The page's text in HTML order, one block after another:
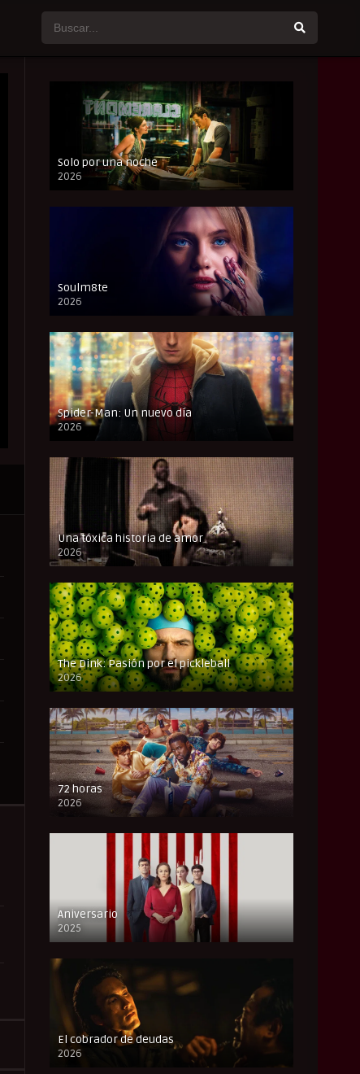
Solo por una noche
2026
CAM
Soulm8te
2026
FULL HD
Spider-Man: Un nuevo día
2026
CAM
Una tóxica historia de amor
2026
FULL HD
The Dink: Pasión por el pickleball
2026
FULL HD
72 horas
2026
FULL HD
Aniversario
2025
FULL HD
El cobrador de deudas
2026
FULL HD